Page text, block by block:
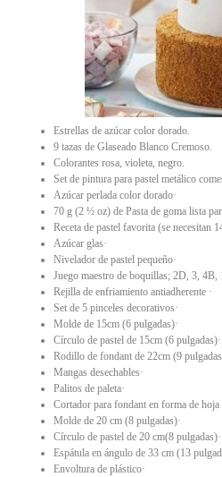
Estrellas de azúcar color dorado.
9 tazas de Glaseado Blanco Cremoso.
Colorantes rosa, violeta, negro.
Set de pintura para pastel metálico
Azúcar perlada color dorado·
70 g (2 ½ oz) de Pasta de goma lista
Receta de pastel favorita (se necesitan
Azúcar glas·
Nivelador de pastel pequeño·
Juego maestro de boquillas; 2D, 3, 4B,
Rejilla de enfriamiento antiadherente ·
Set de 5 pinceles decorativos·
Molde de 15cm (6 pulgadas)·
Círculo de pastel de 15cm (6 pulgadas)·
Rodillo de fondant de 22cm (9
Mangas desechables·
Palitos de paleta·
Cortador para fondant en forma de hoja
Molde de 20 cm (8 pulgadas)·
Círculo de pastel de 20 cm(8 pulgadas)·
Espátula en ángulo de 33 cm (13
Envoltura de plástico·